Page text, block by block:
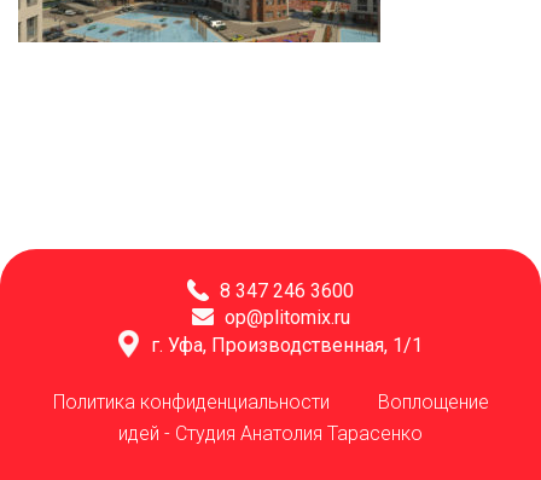
8 347 246 3600
op@plitomix.ru
г. Уфа, Производственная, 1/1
Политика конфиденциальности Воплощение
идей - Студия Анатолия Тарасенко